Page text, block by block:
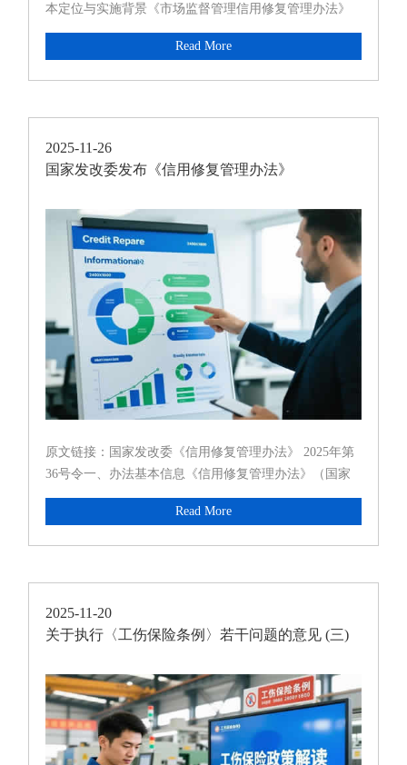
本定位与实施背景《市场监督管理信用修复管理办法》
（国家市场监督管理总局令第 107 号）于2025 年 11 月
Read More
2025-11-26
国家发改委发布《信用修复管理办法》
原文链接：国家发改委《信用修复管理办法》 2025年第
36号令一、办法基本信息《信用修复管理办法》（国家
发展改革委令第 36 号）于 2025 年 11 月 1
Read More
2025-11-20
关于执行〈工伤保险条例〉若干问题的意见 (三)